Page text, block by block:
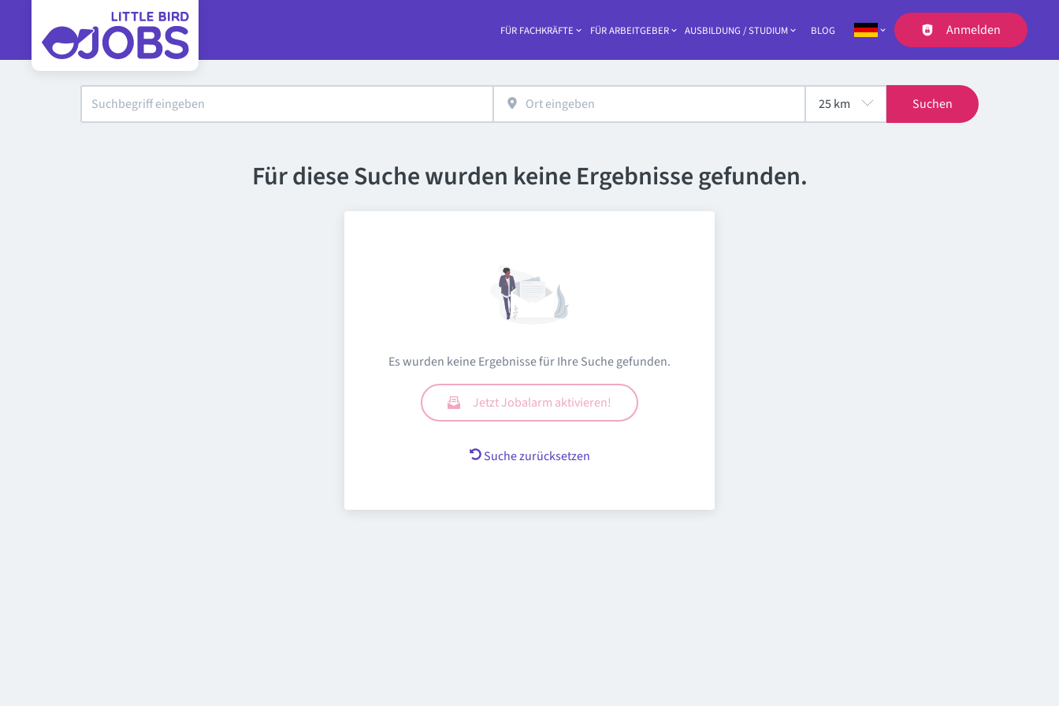
Haupt-Navigation
FÜR FACHKRÄFTE FÜR ARBEITGEBER AUSBILDUNG / STUDIUM BLOG Anmelden
Suchen
Für diese Suche wurden keine Ergebnisse gefunden.
Es wurden keine Ergebnisse für Ihre Suche gefunden.
Jetzt Jobalarm aktivieren!
Suche zurücksetzen